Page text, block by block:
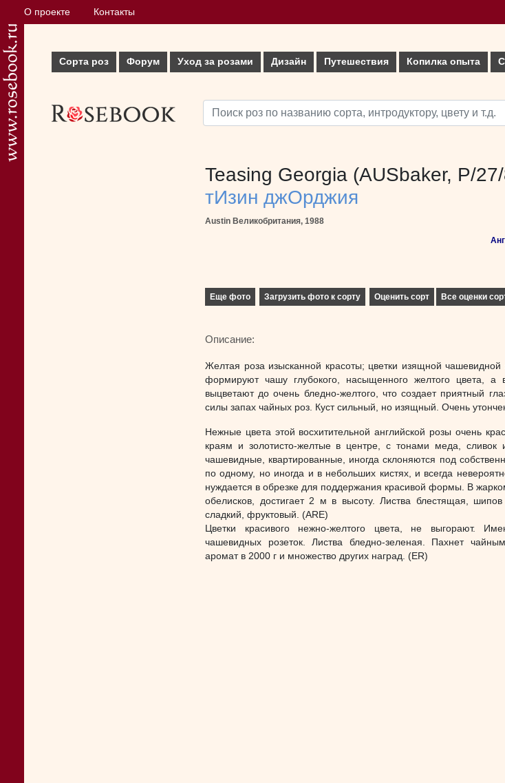
О проекте Контакты
Сорта роз Форум Уход за розами Дизайн Путешествия Копилка опыта
Teasing Georgia (AUSbaker, P/
тИзин джОрджия
Austin Великобритания, 1988
Еще фото Загрузить фото к сорту Оценить сорт Все оценки
Описание:
Желтая роза изысканной красоты; цветки изящной
формируют чашу глубокого, насыщенного желтого цвета, а
выцветают до очень бледно-желтого, что создает приятный
силы запах чайных роз. Куст сильный, но изящный. Очень
Нежные цвета этой восхитительной английской розы очень
краям и золотисто-желтые в центре, с тонами меда, сливок
чашевидные, квартированные, иногда склоняются под
по одному, но иногда и в небольших кистях, и всегда
нуждается в обрезке для поддержания красивой формы. В
обелисков, достигает 2 м в высоту. Листва блестящая,
сладкий, фруктовый. (ARE)
Цветки красивого нежно-желтого цвета, не выгорают.
чашевидных розеток. Листва бледно-зеленая. Пахнет
аромат в 2000 г и множество других наград. (ER)